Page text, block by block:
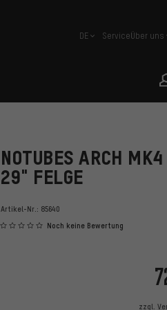
Deutsch
DE ServiceÜber uns
NOTUBES ARCH MK4
29" FELGE
Artikel-Nr.: 85640
Noch keine Bewertung
zzgl.